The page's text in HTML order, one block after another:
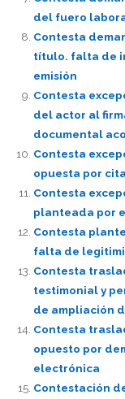
del fuero
Contesta
título. falta de
emisión
Contesta
del actor al
documental
Contesta
opuesta por
Contesta
planteada por
Contesta
falta de
Contesta
testimonial y
de ampliación
Contesta
opuesto por
electrónica
Contestación